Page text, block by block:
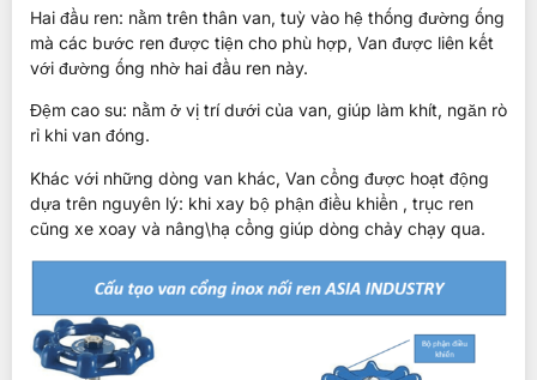
Hai đầu ren: nằm trên thân van, tuỳ vào hệ thống đường ống
mà các bước ren được tiện cho phù hợp, Van được liên kết
với đường ống nhờ hai đầu ren này.
Đệm cao su: nằm ở vị trí dưới của van, giúp làm khít, ngăn rò
rỉ khi van đóng.
Khác với những dòng van khác, Van cổng được hoạt động
dựa trên nguyên lý: khi xay bộ phận điều khiển , trục ren
cũng xe xoay và nâng\hạ cổng giúp dòng chảy chạy qua.